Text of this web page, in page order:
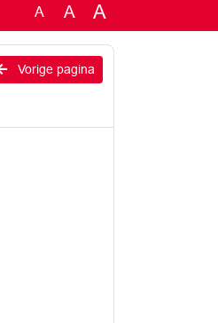
A A A
Vorige pagina